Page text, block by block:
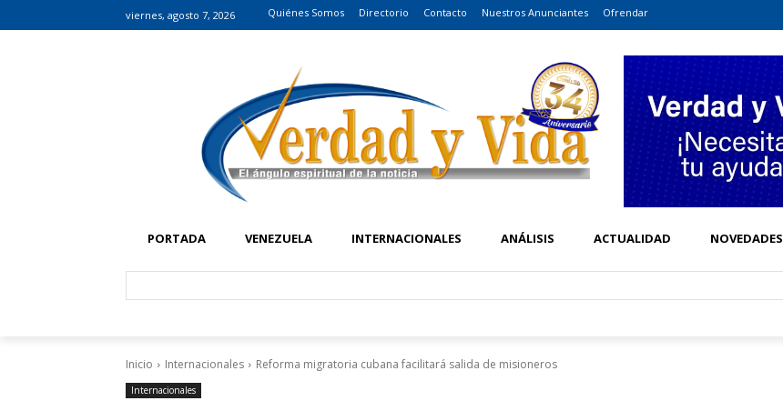
viernes, agosto 7, 2026 Quiénes Somos Directorio Contacto Nuestros Anunciantes Ofrendar
PORTADA VENEZUELA INTERNACIONALES ANÁLISIS ACTUALIDAD NOVEDADES
Inicio Internacionales Reforma migratoria cubana facilitará salida de misioneros
Internacionales